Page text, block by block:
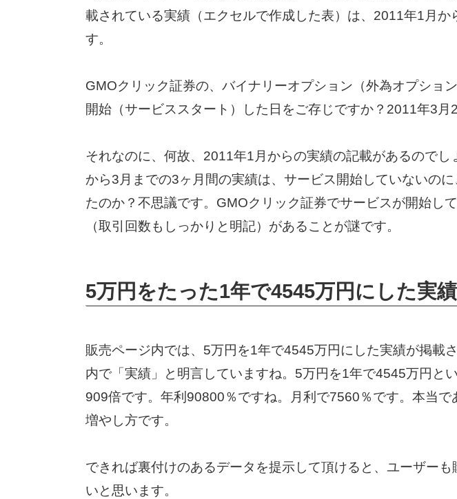
載されている実績（エクセルで作成した表）は、2011年1月か
す。
GMOクリック証券の、バイナリーオプション（外為オプション
開始（サービススタート）した日をご存じですか？2011年3月
それなのに、何故、2011年1月からの実績の記載があるのでし
から3月までの3ヶ月間の実績は、サービス開始していないの
たのか？不思議です。GMOクリック証券でサービスが開始し
（取引回数もしっかりと明記）があることが謎です。
5万円をたった1年で4545万円にした実績
販売ページ内では、5万円を1年で4545万円にした実績が掲載
内で「実績」と明言していますね。5万円を1年で4545万円と
909倍です。年利90800％ですね。月利で7560％です。本当で
増やし方です。
できれば裏付けのあるデータを提示して頂けると、ユーザーも
いと思います。